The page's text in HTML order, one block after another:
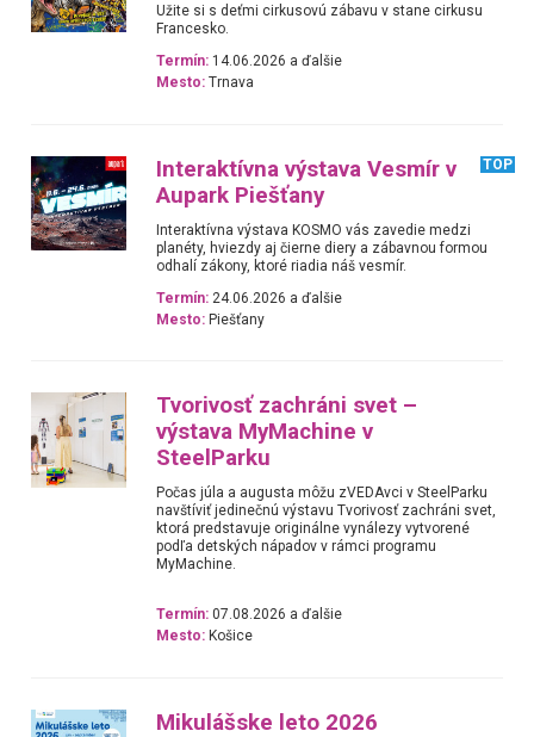
Užite si s deťmi cirkusovú zábavu v stane cirkusu
Francesko.
Termín: 14.06.2026 a ďalšie
Mesto: Trnava
Interaktívna výstava Vesmír v
Aupark Piešťany
TOP
Interaktívna výstava KOSMO vás zavedie medzi
planéty, hviezdy aj čierne diery a zábavnou formou
odhalí zákony, ktoré riadia náš vesmír.
Termín: 24.06.2026 a ďalšie
Mesto: Piešťany
Tvorivosť zachráni svet –
výstava MyMachine v
SteelParku
Počas júla a augusta môžu zVEDAvci v SteelParku
navštíviť jedinečnú výstavu Tvorivosť zachráni svet,
ktorá predstavuje originálne vynálezy vytvorené
podľa detských nápadov v rámci programu
MyMachine.
Termín: 07.08.2026 a ďalšie
Mesto: Košice
Mikulášske leto 2026